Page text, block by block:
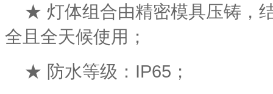
★ 灯体组合由精密模具压铸，
全且全天候使用；
★ 防水等级：IP65；